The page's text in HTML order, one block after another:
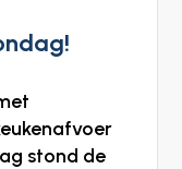
stond de